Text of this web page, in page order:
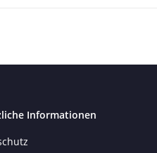
Informationen